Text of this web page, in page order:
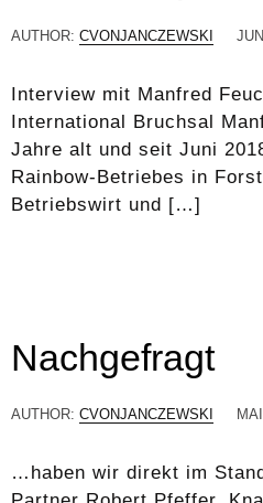
AUTHOR: CVONJANCZEWSKI
Interview mit Manfred
International Bruchsal
Jahre alt und seit Juni
Rainbow-Betriebes in
Betriebswirt und […]
Nachgefragt
AUTHOR: CVONJANCZEWSKI
…haben wir direkt im